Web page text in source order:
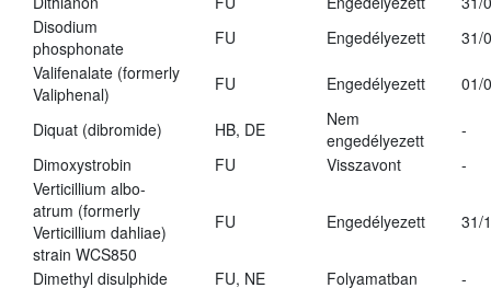
Disodium
phosphonate
FU Engedélyezett
31/
Valifenalate (formerly
Valiphenal)
FU Engedélyezett 01/
Diquat (dibromide) HB, DE
Nem
engedélyezett
-
Dimoxystrobin
FU Visszavont
-
Verticillium albo-
atrum (formerly
Verticillium dahliae)
strain WCS850
FU Engedélyezett 31/
Dimethyl disulphide FU, NE Folyamatban
-